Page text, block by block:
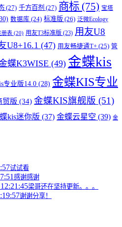
(27) 千方百剂 (27) 商标 (75) 宝塔
数据库 (24) 标准版 (26) 泛微Ecology
册表 (20) 用友T3标准版 (23) 用友U8
U8+16.1 (47) 用友畅捷通T+ (25) 管
蝶K3WISE (49) 金蝶kis
专业版14.0 (28) 金蝶KIS专业
贸版 (34) 金蝶KIS旗舰版 (51)
kis迷你版 (37) 金蝶云星空 (39) 金
试试看
感谢感谢
梁哥还在坚持更新。。。
谢谢分享！